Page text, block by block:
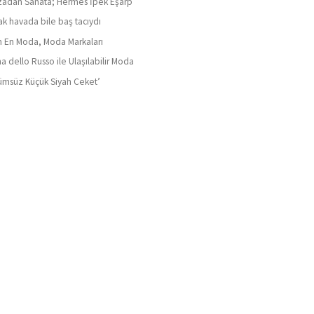
havada bile baş tacıydı
En Moda, Moda Markaları
dello Russo ile Ulaşılabilir Moda
Küçük Siyah Ceket’